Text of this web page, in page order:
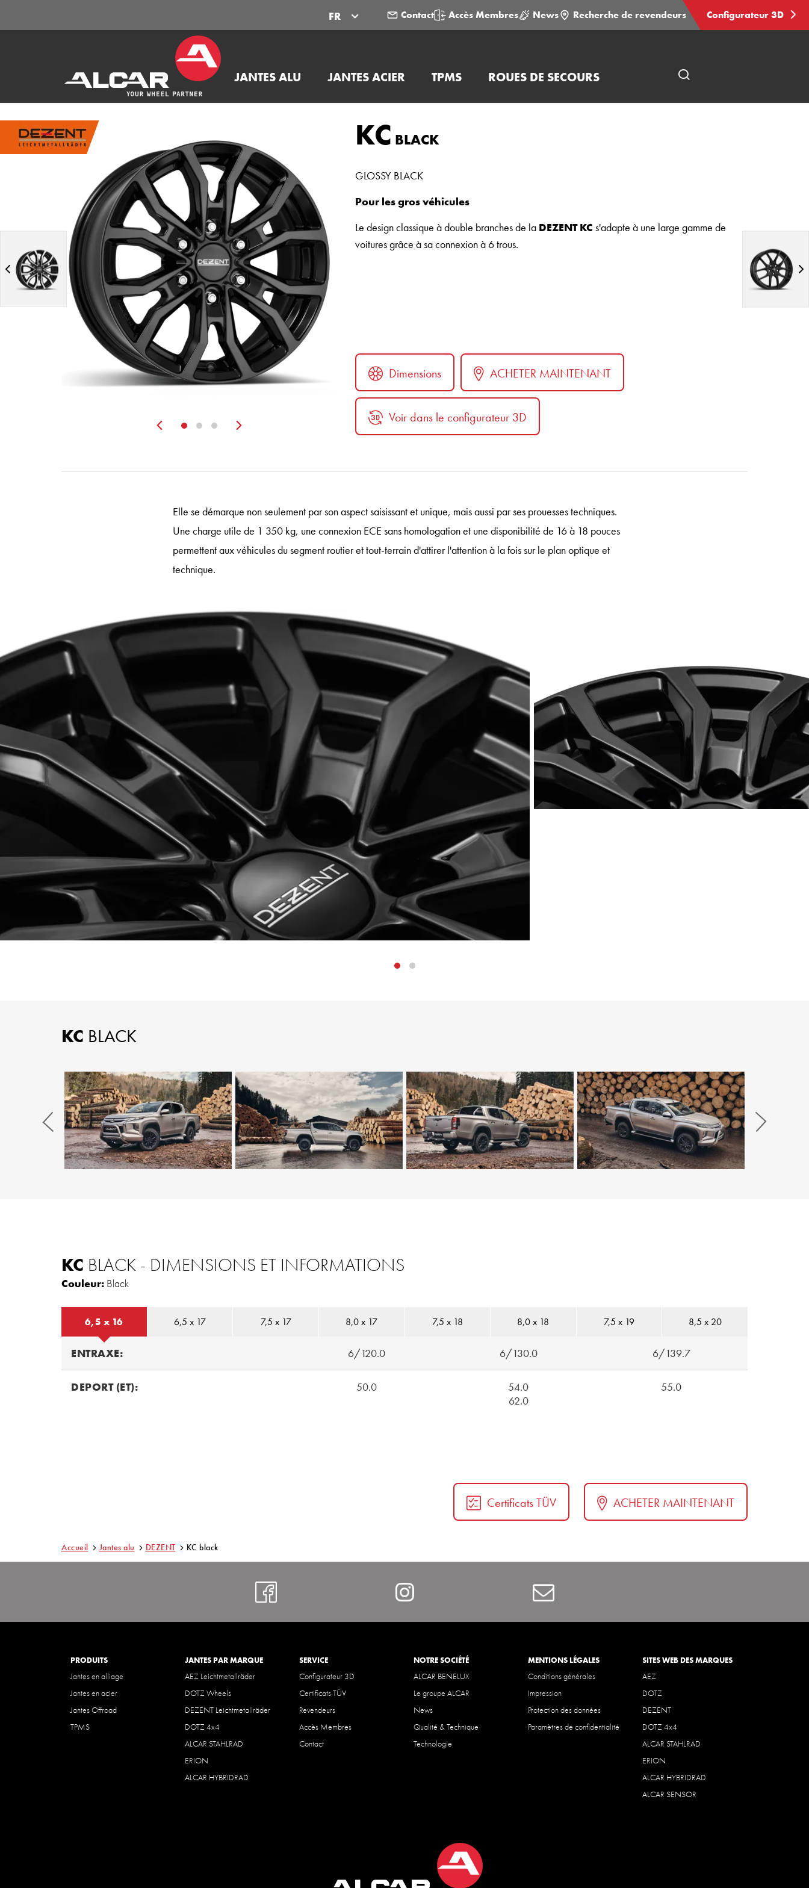
FR Contact Accès Membres News Recherche de revendeurs Configurateur 3D
JANTES ALU JANTES ACIER TPMS ROUES DE SECOURS
Zurück
KC BLACK
GLOSSY BLACK
Pour les gros véhicules
Le design classique à double branches de la DEZENT KC s'adapte à une large gamme de
voitures grâce à sa connexion à 6 trous.
Dimensions ACHETER MAINTENANT
Voir dans le configurateur 3D
Elle se démarque non seulement par son aspect saisissant et unique, mais aussi par ses prouesses techniques.
Une charge utile de 1 350 kg, une connexion ECE sans homologation et une disponibilité de 16 à 18 pouces
permettent aux véhicules du segment routier et tout-terrain d'attirer l'attention à la fois sur le plan optique et
technique.
KC BLACK
Zurück Weiter
KC BLACK - DIMENSIONS ET INFORMATIONS
Couleur: Black
6,5 x 16 6,5 x 17 7,5 x 17 8,0 x 17 7,5 x 18 8,0 x 18 7,5 x 19 8,5 x 20
ENTRAXE: 6/120.0 6/130.0 6/139.7
DEPORT (ET): 50.0
54.0
62.0
55.0
Certificats TÜV ACHETER MAINTENANT
Accueil Jantes alu DEZENT KC black
https://www.facebook.com/AlcarBenelux
Instagram Contact
PRODUITS
Jantes en alliage
Jantes en acier
Jantes Offroad
TPMS
JANTES PAR MARQUE
AEZ Leichtmetallräder
DOTZ Wheels
DEZENT Leichtmetallräder
DOTZ 4x4
ALCAR STAHLRAD
ERION
ALCAR HYBRIDRAD
SERVICE
Configurateur 3D
Certificats TÜV
Revendeurs
Accès Membres
Contact
NOTRE SOCIÉTÉ
ALCAR BENELUX
Le groupe ALCAR
News
Qualité & Technique
Technologie
MENTIONS LÉGALES
Conditions générales
Impression
Protection des données
Paramètres de confidentialité
SITES WEB DES MARQUES
AEZ
DOTZ
DEZENT
DOTZ 4x4
ALCAR STAHLRAD
ERION
ALCAR HYBRIDRAD
ALCAR SENSOR